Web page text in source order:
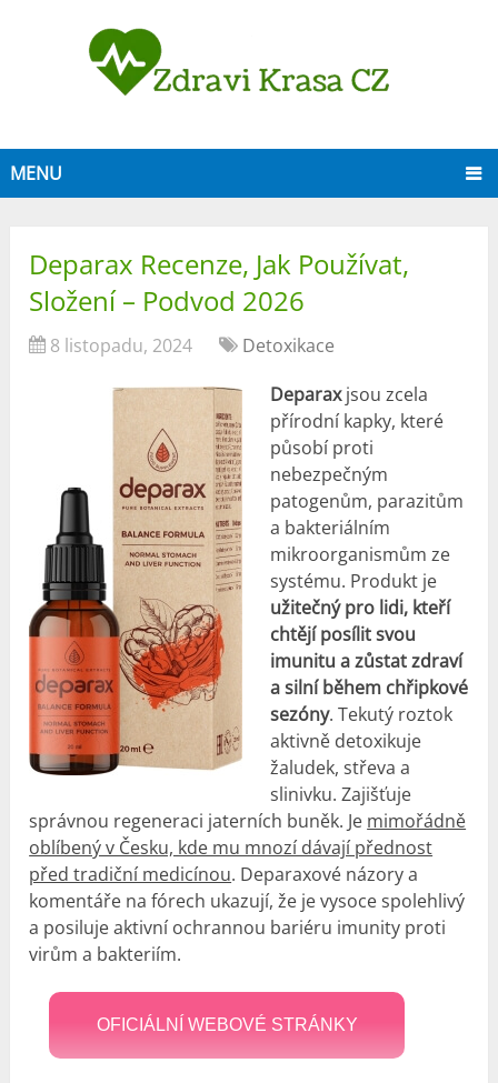
MENU
Deparax Recenze, Jak Používat,
Složení – Podvod 2026
8 listopadu, 2024
Detoxikace
Deparaxjsou zcela
přírodní kapky, které
působí proti
nebezpečným
patogenům, parazitům
a bakteriálním
mikroorganismům ze
systému. Produkt je
užitečný pro lidi, kteří
chtějí posílit svou
imunitu a zůstat zdraví
a silní během chřipkové
sezóny. Tekutý roztok
aktivně detoxikuje
žaludek, střeva a
slinivku. Zajišťuje
správnou regeneraci jaterních buněk. Je mimořádně
oblíbený v Česku, kde mu mnozí dávají přednost
před tradiční medicínou. Deparaxové názory a
komentáře na fórech ukazují, že je vysoce spolehlivý
a posiluje aktivní ochrannou bariéru imunity proti
virům a bakteriím.
OFICIÁLNÍ WEBOVÉ STRÁNKY